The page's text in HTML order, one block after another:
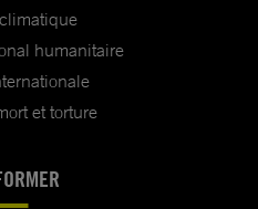
humanitaire
et torture